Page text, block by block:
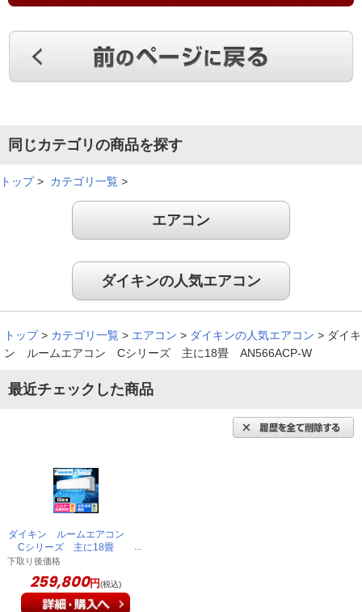
同じカテゴリの商品を探す
トップ> カテゴリ一覧 >
エアコン
ダイキンの人気エアコン
トップ > カテゴリ一覧 > エアコン > ダイキンの人気エアコン > ダイキ
ン ルームエアコン Cシリーズ 主に18畳 AN566ACP-W
最近チェックした商品
ダイキン ルームエアコン
Cシリーズ 主に18畳
AN566ACP-W
下取り後価格
259,800円(税込)